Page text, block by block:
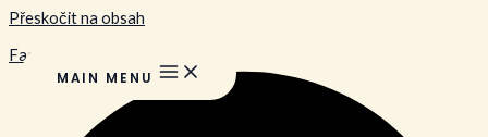
Přeskočit na obsah
MAIN MENU
Facebook